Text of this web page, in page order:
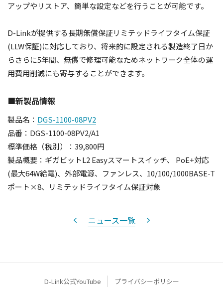
アップやリストア、簡単な設定などを行うことが可能です。
D-Linkが提供する長期無償保証リミテッドライフタイム保証
(LLW保証)に対応しており、将来的に設定される製造終了日か
らさらに5年間、無償で修理可能なためネットワーク全体の運
用費用削減にも寄与することができます。
■新製品情報
製品名： DGS-1100-08PV2
品番：DGS-1100-08PV2/A1
標準価格（税別）：39,800円
製品概要：ギガビットL2 Easyスマートスイッチ、 PoE+対応
(最大64W給電)、外部電源、ファンレス、10/100/1000BASE-T
ポート×8、リミテッドライフタイム保証対象
ニュース一覧
D-Link公式YouTube プライバシーポリシー